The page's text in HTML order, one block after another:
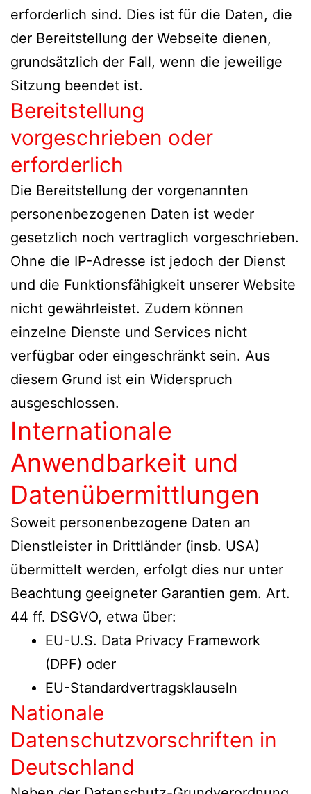
erforderlich sind. Dies ist für die Daten, die
der Bereitstellung der Webseite dienen,
grundsätzlich der Fall, wenn die jeweilige
Sitzung beendet ist.
Bereitstellung
vorgeschrieben oder
erforderlich
Die Bereitstellung der vorgenannten
personenbezogenen Daten ist weder
gesetzlich noch vertraglich vorgeschrieben.
Ohne die IP-Adresse ist jedoch der Dienst
und die Funktionsfähigkeit unserer Website
nicht gewährleistet. Zudem können
einzelne Dienste und Services nicht
verfügbar oder eingeschränkt sein. Aus
diesem Grund ist ein Widerspruch
ausgeschlossen.
Internationale
Anwendbarkeit und
Datenübermittlungen
Soweit personenbezogene Daten an
Dienstleister in Drittländer (insb. USA)
übermittelt werden, erfolgt dies nur unter
Beachtung geeigneter Garantien gem. Art.
44 ff. DSGVO, etwa über:
EU-U.S. Data Privacy Framework
(DPF) oder
EU-Standardvertragsklauseln
Nationale
Datenschutzvorschriften in
Deutschland